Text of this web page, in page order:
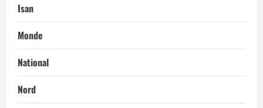
Isan
Monde
National
Nord